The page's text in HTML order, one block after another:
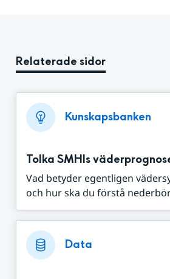
Relaterade sidor
Kunskapsbanken
Tolka SMHIs
Vad betyder egentligen
och hur ska du förstå
Data